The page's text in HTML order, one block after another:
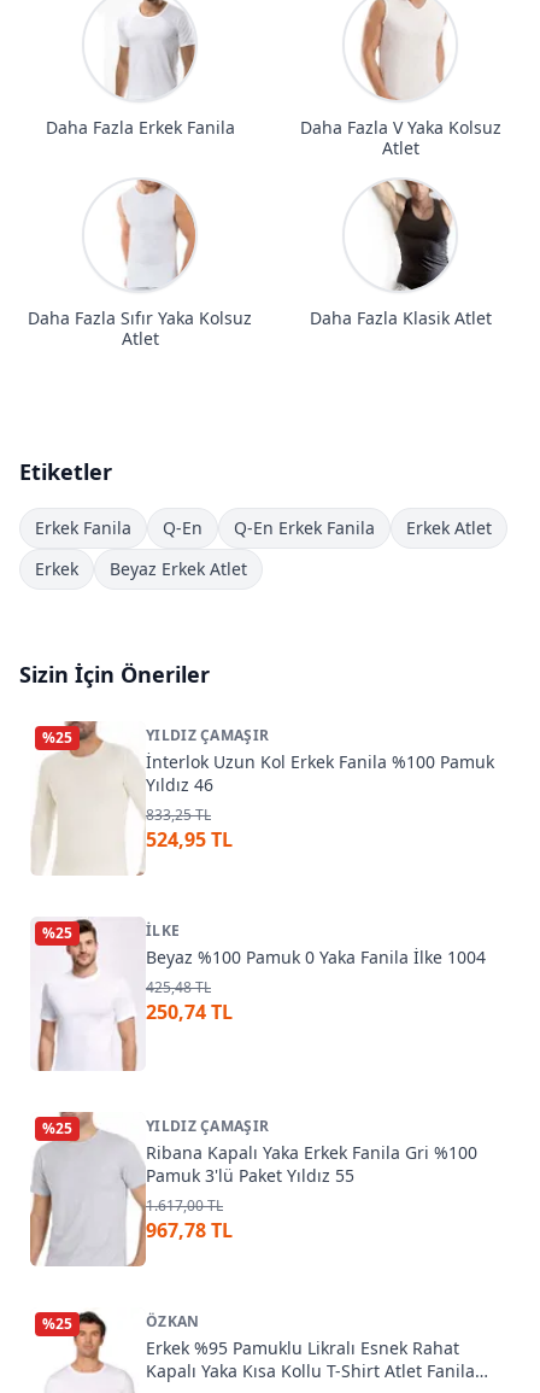
Daha Fazla Erkek Fanila
Daha Fazla V Yaka Kolsuz
Atlet
Daha Fazla Sıfır Yaka Kolsuz
Atlet
Daha Fazla Klasik Atlet
Etiketler
Erkek Fanila Q-En Q-En Erkek Fanila
Erkek Atlet
Erkek
Beyaz Erkek Atlet
Sizin İçin Öneriler
%25 YILDIZ ÇAMAŞIR
İnterlok Uzun Kol Erkek Fanila %100 Pamuk
Yıldız 46
833,25 TL
524,95 TL
%25 İLKE
Beyaz %100 Pamuk 0 Yaka Fanila İlke 1004
425,48 TL
250,74 TL
%25 YILDIZ ÇAMAŞIR
Ribana Kapalı Yaka Erkek Fanila Gri %100
Pamuk 3'lü Paket Yıldız 55
1.617,00 TL
967,78 TL
%25 ÖZKAN
Erkek %95 Pamuklu Likralı Esnek Rahat
Kapalı Yaka Kısa Kollu T-Shirt Atlet Fanila